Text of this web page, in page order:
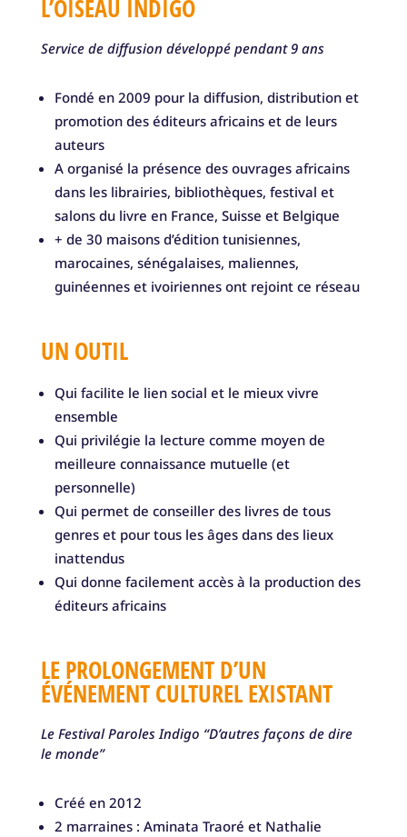
L’OISEAU INDIGO
Service de diffusion développé pendant 9 ans
Fondé en 2009 pour la diffusion, distribution et
promotion des éditeurs africains et de leurs
auteurs
A organisé la présence des ouvrages africains
dans les librairies, bibliothèques, festival et
salons du livre en France, Suisse et Belgique
+ de 30 maisons d’édition tunisiennes,
marocaines, sénégalaises, maliennes,
guinéennes et ivoiriennes ont rejoint ce réseau
UN OUTIL
Qui facilite le lien social et le mieux vivre
ensemble
Qui privilégie la lecture comme moyen de
meilleure connaissance mutuelle (et
personnelle)
Qui permet de conseiller des livres de tous
genres et pour tous les âges dans des lieux
inattendus
Qui donne facilement accès à la production des
éditeurs africains
LE PROLONGEMENT D’UN
ÉVÉNEMENT CULTUREL EXISTANT
Le Festival Paroles Indigo “D’autres façons de dire
le monde”
Créé en 2012
2 marraines : Aminata Traoré et Nathalie